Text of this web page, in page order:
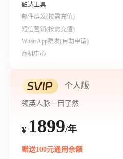
触达工具
邮件群发(按需充值)
短信营销(按需充值)
WhatsApp群发(自助申请)
商机中心
个人版
领英人脉一目了然
¥ 1899/年
赠送100元通用余额